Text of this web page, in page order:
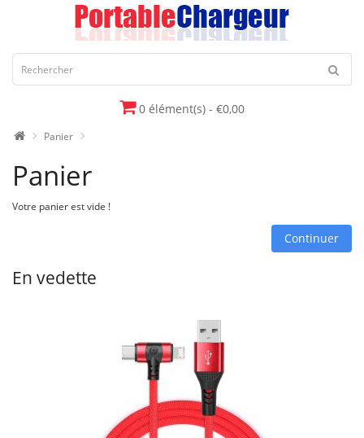
0 élément(s) - €0,00
Panier
Panier
Votre panier est vide !
Continuer
En vedette